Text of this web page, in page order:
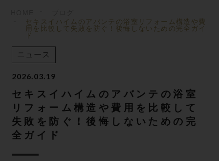
セキスイハイムのアバンテの浴室リフォーム構造や費
用を比較して失敗を防ぐ！後悔しないための完全ガイ
ド
ニュース
2026.03.19
セキスイハイムのアバンテの浴室
リフォーム構造や費用を比較して
失敗を防ぐ！後悔しないための完
全ガイド